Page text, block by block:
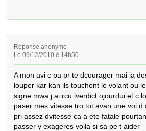
Réponse anonyme
Le 09/12/2010 é 14h50
A mon avi c pa pr te dcourager mai ia
louper kar kan ils touchent le volant ou
signe mwa j ai rcu lverdict ojourdui et c
paser mes vitesse tro tot avan une voi d
pri assez dvitesse ca a ete fatale
passer y exageres voila si sa pe t aider